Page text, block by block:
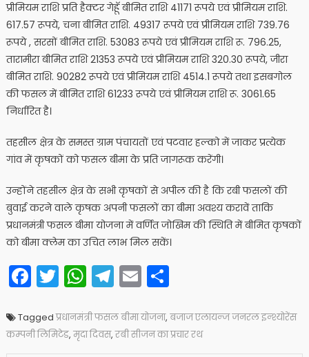
प्रीमियम राशि प्रति हैक्टर गेहूॅ बीमित राशि 41171 रूपये एवं प्रीमियम राशि.
617.57 रूपये, चना बीमित राशि. 49317 रूपये एवं प्रीमियम राशि 739.76
रूपये , सरसों बीमित राशि. 53083 रूपये एवं प्रीमियम राशि रू. 796.25,
तारामीरा बीमित राशि 21353 रूपये एवं प्रीमियम राशि 320.30 रूपये, जीरा
बीमित राशि. 90282 रूपये एवं प्रीमियम राशि 4514.1 रूपये तथा इसबगोल
की फसल में बीमित राशि 61233 रूपये एवं प्रीमियम राशि रू. 3061.65
निर्धारित है।
तहसील क्षेत्र के समस्त ग्राम पंचायतों एवं पटवार हल्को में जाकर प्रत्येक
गांव में कृषकों को फसल बीमा के प्रति जागरूक करेंगी।
उन्होंने तहसील क्षेत्र के सभी कृषकों से अपील की है कि रबी फसलों की
बुवाई करने वाले कृषक अपनी फसलों का बीमा अवश्य करावें ताकि
प्रधानमंत्री फसल बीमा योजना में वर्णित जोखिम की स्थिति में बीमित कृषकों
को बीमा क्लेम का उचित लाभ मिल सकें।
Facebook
Twitter
WhatsApp
Telegram
EmailShare
Taggedप्रधानमंत्री फसल बीमा योजना, बजाज एलायन्ज जनरल इन्श्योरेंस
कम्पनी लिमिटेड, मृदा दिवस,रबी सीजन का प्रचार रथ